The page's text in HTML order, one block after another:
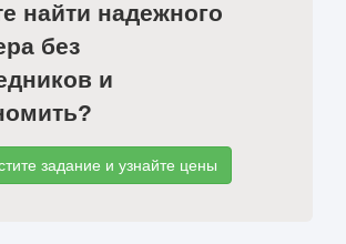
найти надежного
без
и
задание и узнайте цены